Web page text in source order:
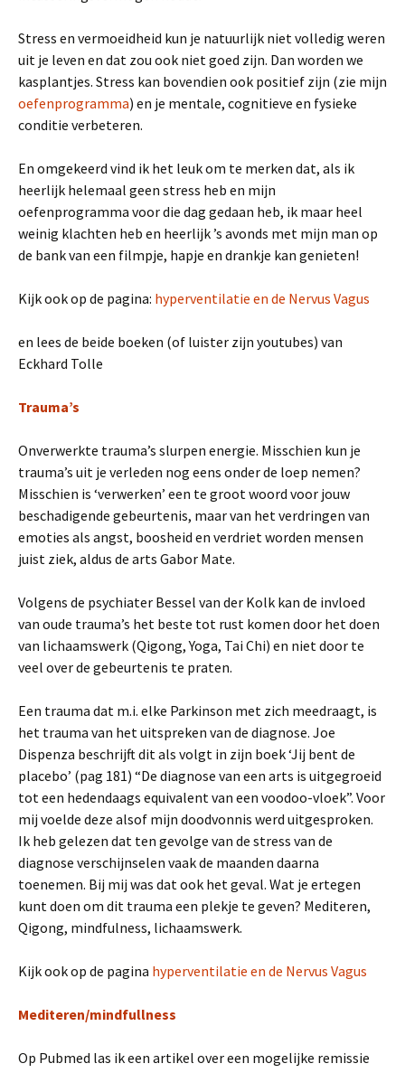
Stress en vermoeidheid kun je natuurlijk niet volledig weren
uit je leven en dat zou ook niet goed zijn. Dan worden we
kasplantjes. Stress kan bovendien ook positief zijn (zie mijn
oefenprogramma) en je mentale, cognitieve en fysieke
conditie verbeteren.
En omgekeerd vind ik het leuk om te merken dat, als ik
heerlijk helemaal geen stress heb en mijn
oefenprogramma voor die dag gedaan heb, ik maar heel
weinig klachten heb en heerlijk ’s avonds met mijn man op
de bank van een filmpje, hapje en drankje kan genieten!
Kijk ook op de pagina: hyperventilatie en de Nervus Vagus
en lees de beide boeken (of luister zijn youtubes) van
Eckhard Tolle
Trauma’s
Onverwerkte trauma’s slurpen energie. Misschien kun je
trauma’s uit je verleden nog eens onder de loep nemen?
Misschien is ‘verwerken’ een te groot woord voor jouw
beschadigende gebeurtenis, maar van het verdringen van
emoties als angst, boosheid en verdriet worden mensen
juist ziek, aldus de arts Gabor Mate.
Volgens de psychiater Bessel van der Kolk kan de invloed
van oude trauma’s het beste tot rust komen door het doen
van lichaamswerk (Qigong, Yoga, Tai Chi) en niet door te
veel over de gebeurtenis te praten.
Een trauma dat m.i. elke Parkinson met zich meedraagt, is
het trauma van het uitspreken van de diagnose. Joe
Dispenza beschrijft dit als volgt in zijn boek ‘Jij bent de
placebo’ (pag 181) “De diagnose van een arts is uitgegroeid
tot een hedendaags equivalent van een voodoo-vloek”. Voor
mij voelde deze alsof mijn doodvonnis werd uitgesproken.
Ik heb gelezen dat ten gevolge van de stress van de
diagnose verschijnselen vaak de maanden daarna
toenemen. Bij mij was dat ook het geval. Wat je ertegen
kunt doen om dit trauma een plekje te geven? Mediteren,
Qigong, mindfulness, lichaamswerk.
Kijk ook op de pagina hyperventilatie en de Nervus Vagus
Mediteren/mindfullness
Op Pubmed las ik een artikel over een mogelijke remissie